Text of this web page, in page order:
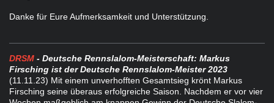
Danke für Eure Aufmerksamkeit und Unterstützung.
DRSM - Deutsche Rennslalom-Meisterschaft: Markus
Firsching ist der Deutsche Rennslalom-Meister 2023
(11.11.23) Mit einem unverhofften Gesamtsieg krönt Markus
Firsching seine überaus erfolgreiche Saison. Nachdem er vor vier